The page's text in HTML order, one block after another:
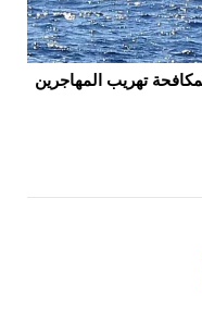
تهريب المهاجرين